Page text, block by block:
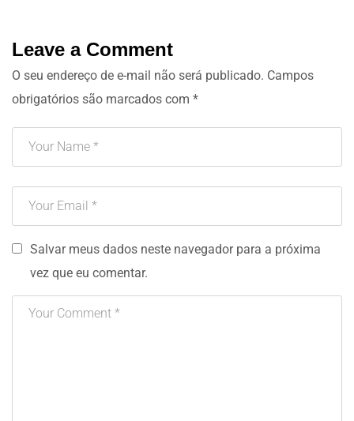
Leave a Comment
O seu endereço de e-mail não será publicado. Campos
obrigatórios são marcados com *
Salvar meus dados neste navegador para a próxima
vez que eu comentar.